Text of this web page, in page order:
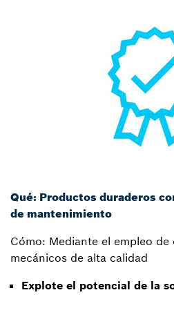
Qué: Productos duraderos
de mantenimiento
Cómo: Mediante el empleo
mecánicos de alta calidad
Explote el potencial de la